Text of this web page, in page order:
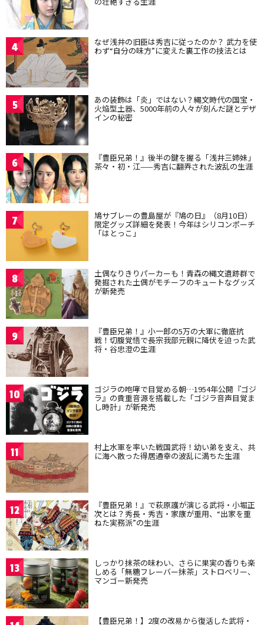
4 なぜ浅井の旧臣は秀吉に従ったのか？ 武力を使
わず“自分の味方”に変えた裏工作の技法とは
5 あの装飾は「炎」ではない？縄文時代の国宝・
火焔型土器、5000年前の人々が刻んだ謎とデザ
インの秘密
6 『豊臣兄弟！』後半の鍵を握る「浅井三姉妹」
茶々・初・江——秀吉に翻弄された波乱の生涯
7 鳩サブレーの豊島屋が『鳩の日』（8月10日）
限定グッズ詳細を発表！今年はシリコンポーチ
「はとっこ」
8 土偶なりきりパーカーも！青森の縄文遺跡群で
発掘された土偶がモチーフのキュートなグッズ
が新発売
9 『豊臣兄弟！』小一郎の5万の大軍に徹底抗
戦！切腹覚悟で長宗我部元親に降伏を迫った武
将・谷忠澄の生涯
10 ゴジラの咆哮で目覚める朝…1954年公開『ゴジ
ラ』の貴重音源を搭載した「ゴジラ音声目覚ま
し時計」が新発売
11 村上水軍を率いた戦国武将！幼い弟を支え、共
に海へ散った得居通幸の波乱に満ちた生涯
12 『豊臣兄弟！』で萩原護が演じる武将・小堀正
次とは？秀長・秀吉・家康が重用、“出家を重
ねた実務派”の生涯
13 しっかり抹茶の味わい、さらに果実の香りも楽
しめる「無糖フレーバー抹茶」ストロベリー、
マンゴー新発売
【豊臣兄弟！】2度の改易から復活した武将・